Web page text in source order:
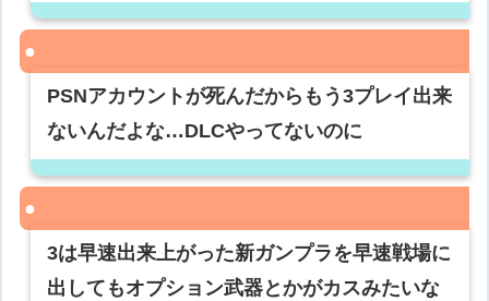
PSNアカウントが死んだからもう3プレイ出来
ないんだよな…DLCやってないのに
3は早速出来上がった新ガンプラを早速戦場に
出してもオプション武器とかがカスみたいな